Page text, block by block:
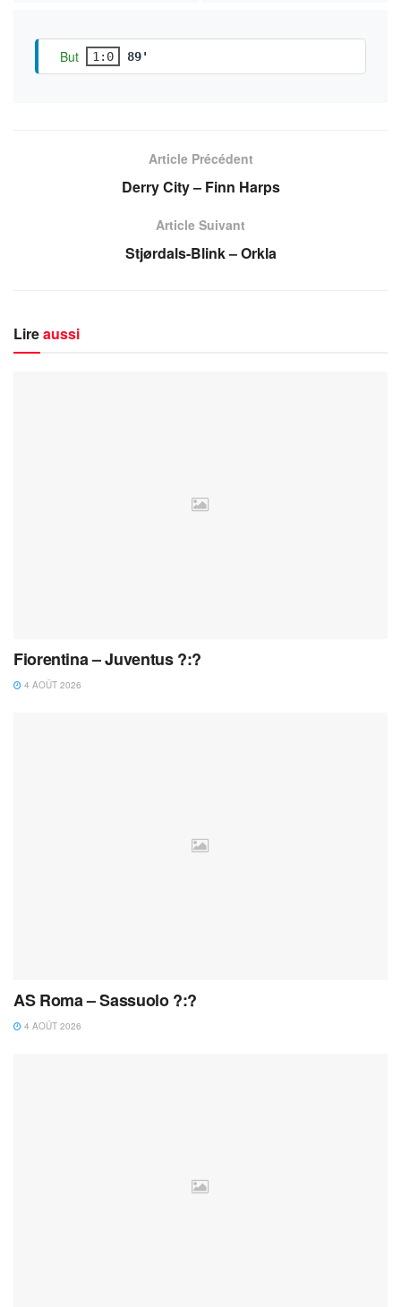
But 1:0 89'
Article Précédent
Derry City – Finn Harps
Article Suivant
Stjørdals-Blink – Orkla
Lireaussi
Fiorentina – Juventus ?:?
4 AOÛT 2026
AS Roma – Sassuolo ?:?
4 AOÛT 2026